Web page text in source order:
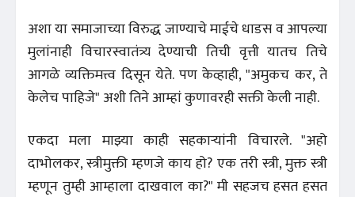
अशा या समाजाच्या विरुद्ध जाण्याचे माईचे धाडस व आपल्या
मुलांनाही विचारस्वातंत्र्य देण्याची तिची वृत्ती यातच तिचे
आगळे व्यक्तिमत्त्व दिसून येते. पण केव्हाही, "अमुकच कर, ते
केलेच पाहिजे" अशी तिने आम्हां कुणावरही सक्ती केली नाही.
एकदा मला माझ्या काही सहकाऱ्यांनी विचारले. "अहो
दाभोलकर, स्त्रीमुक्ती म्हणजे काय हो? एक तरी स्त्री, मुक्त स्त्री
म्हणून तुम्ही आम्हाला दाखवाल का?" मी सहजच हसत हसत